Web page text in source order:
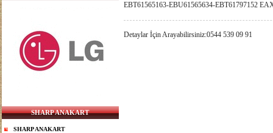
SHARP ANAKART
SHARP ANAKART
EBT61565163-EBU61565634-EBT61797152
Detaylar İçin Arayabilirsiniz:0544 539 09 91